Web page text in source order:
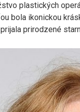
plastických
bola ikonickou
prirodzené